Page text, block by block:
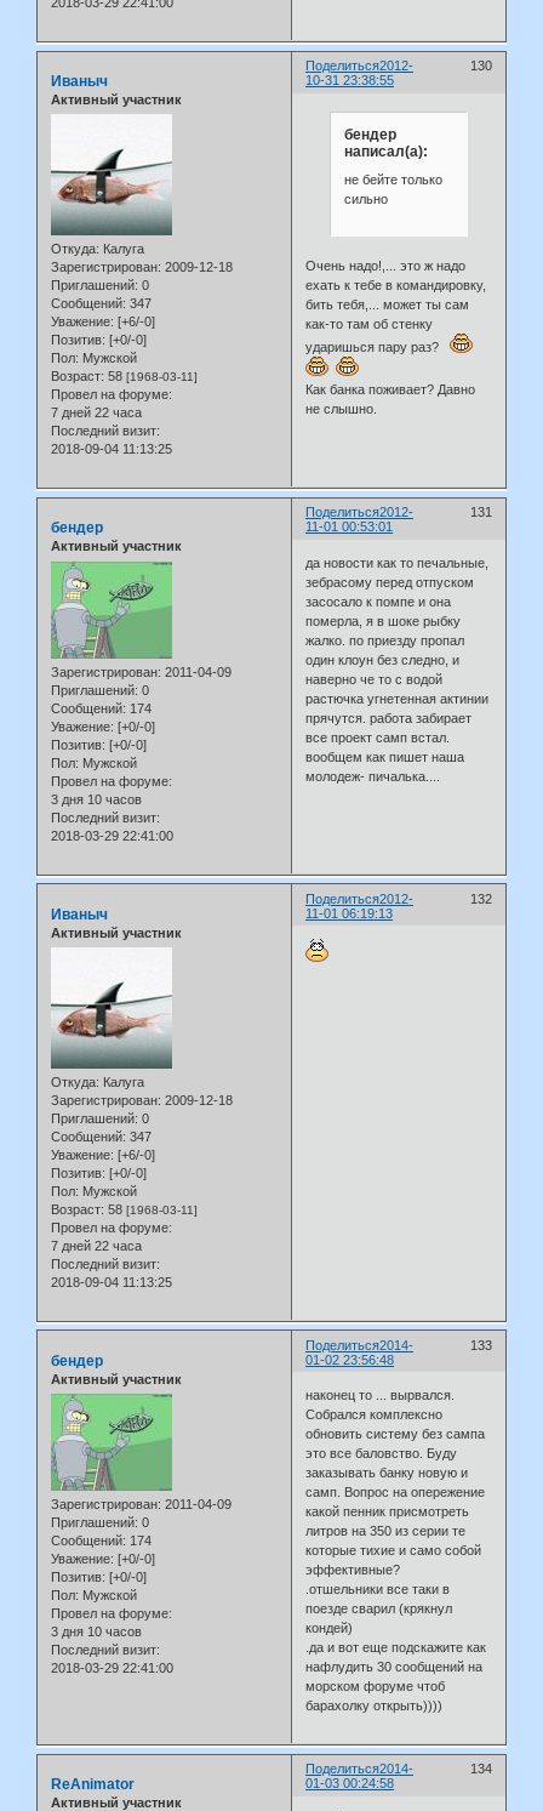
Поделиться 130
2012-
10-31 23:38:55
Иваныч
Активный участник
Откуда: Калуга
Зарегистрирован: 2009-12-18
Приглашений: 0
Сообщений: 347
Уважение: [+6/-0]
Позитив: [+0/-0]
Пол: Мужской
Возраст: 58 [1968-03-11]
Провел на форуме:
7 дней 22 часа
Последний визит:
2018-09-04 11:13:25
бендер
написал(а):
не бейте только
сильно
Очень надо!,... это ж надо
ехать к тебе в командировку,
бить тебя,... может ты сам
как-то там об стенку
ударишься пару раз?
Как банка поживает? Давно
не слышно.
Поделиться 131
2012-
11-01 00:53:01
бендер
Активный участник
Зарегистрирован: 2011-04-09
Приглашений: 0
Сообщений: 174
Уважение: [+0/-0]
Позитив: [+0/-0]
Пол: Мужской
Провел на форуме:
3 дня 10 часов
Последний визит:
2018-03-29 22:41:00
да новости как то печальные,
зебрасому перед отпуском
засосало к помпе и она
померла, я в шоке рыбку
жалко. по приезду пропал
один клоун без следно, и
наверно че то с водой
растючка угнетенная актинии
прячутся. работа забирает
все проект самп встал.
вообщем как пишет наша
молодеж- пичалька....
Поделиться 132
2012-
11-01 06:19:13
Иваныч
Активный участник
Откуда: Калуга
Зарегистрирован: 2009-12-18
Приглашений: 0
Сообщений: 347
Уважение: [+6/-0]
Позитив: [+0/-0]
Пол: Мужской
Возраст: 58 [1968-03-11]
Провел на форуме:
7 дней 22 часа
Последний визит:
2018-09-04 11:13:25
Поделиться 133
2014-
01-02 23:56:48
бендер
Активный участник
Зарегистрирован: 2011-04-09
Приглашений: 0
Сообщений: 174
Уважение: [+0/-0]
Позитив: [+0/-0]
Пол: Мужской
Провел на форуме:
3 дня 10 часов
Последний визит:
2018-03-29 22:41:00
наконец то ... вырвался.
Собрался комплексно
обновить систему без сампа
это все баловство. Буду
заказывать банку новую и
самп. Вопрос на опережение
какой пенник присмотреть
литров на 350 из серии те
которые тихие и само собой
эффективные?
.отшельники все таки в
поезде сварил (крякнул
кондей)
.да и вот еще подскажите как
нафлудить 30 сообщений на
морском форуме чтоб
барахолку открыть))))
Поделиться 134
2014-
01-03 00:24:58
ReAnimator
Активный участник